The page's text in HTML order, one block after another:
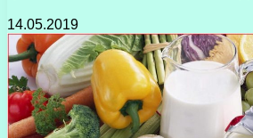
14.05.2019